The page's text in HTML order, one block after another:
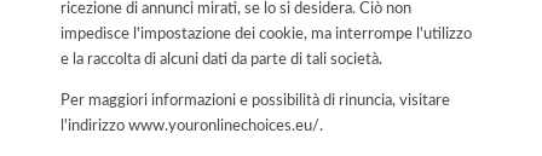
ricezione di annunci mirati, se lo si desidera. Ciò non
impedisce l'impostazione dei cookie, ma interrompe l'utilizzo
e la raccolta di alcuni dati da parte di tali società.
Per maggiori informazioni e possibilità di rinuncia, visitare
l'indirizzo www.youronlinechoices.eu/.